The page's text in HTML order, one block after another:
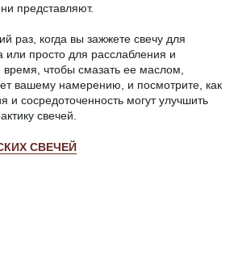
представляют.
раз, когда вы зажжете свечу для
или просто для расслабления и
чтобы смазать ее маслом,
вашему намерению, и посмотрите, как
и сосредоточенность могут улучшить
свечей.
СВЕЧЕЙ